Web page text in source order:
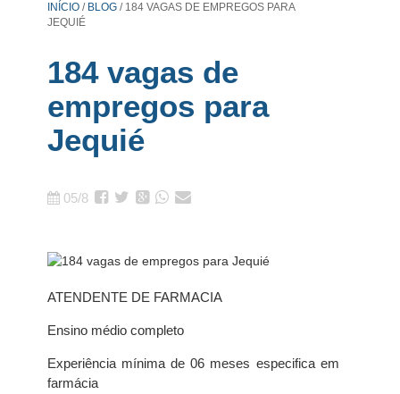
INÍCIO / BLOG /184 VAGAS DE EMPREGOS PARA
JEQUIÉ
184 vagas de
empregos para
Jequié
05/8
ATENDENTE DE FARMACIA
Ensino médio completo
Experiência mínima de 06 meses especifica em
farmácia